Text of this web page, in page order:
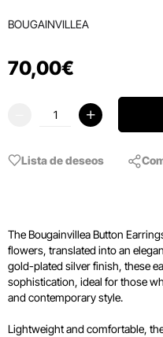
BOUGAINVILLEA
70,00€
Lista de deseos
The Bougainvillea Button
flowers, translated into an
gold-plated silver finish, these
sophistication, ideal for those
and contemporary style.
Lightweight and comfortable,